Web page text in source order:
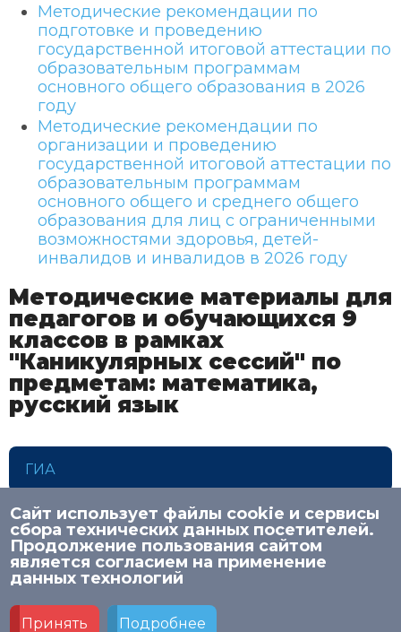
Методические рекомендации по
подготовке и проведению
государственной итоговой аттестации по
образовательным программам
основного общего образования в 2026
году
Методические рекомендации по
организации и проведению
государственной итоговой аттестации по
образовательным программам
основного общего и среднего общего
образования для лиц с ограниченными
возможностями здоровья, детей-
инвалидов и инвалидов в 2026 году
Методические материалы для
педагогов и обучающихся 9
классов в рамках
"Каникулярных сессий" по
предметам: математика,
русский язык
ГИА
© 2026 НИСО
Политика в отношении обработки персональных
данных в МАУ ДПО «НИСО»
Сайт использует файлы cookie и сервисы
сбора технических данных посетителей.
Продолжение пользования сайтом
является согласием на применение
данных технологий
Принять Подробнее